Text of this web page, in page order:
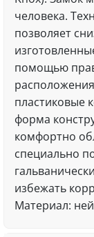
человека.
позволяет
помощью
пластиковые
форма
комфортно
специально
избежать
Материал: